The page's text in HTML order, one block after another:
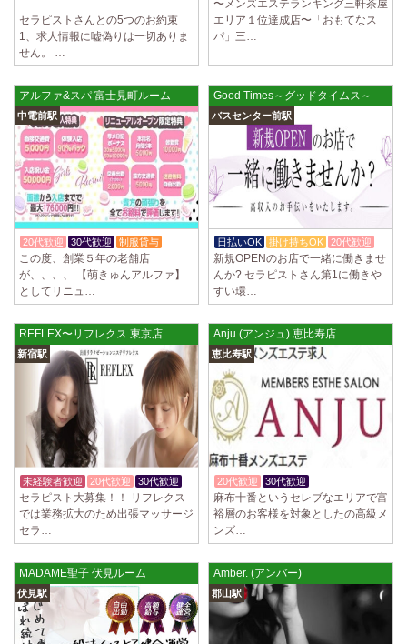
セラピストさんとの5つのお約束
1、求人情報に嘘偽りは一切ありま
せん。 …
〜メンズエステランキング三軒茶屋
エリア１位達成店〜「おもてなス
パ」三…
アルファ&スパ 富士見町ルーム
中電前駅
20代歓迎 30代歓迎 制服貸与
この度、創業５年の老舗店
が、、、、 【萌きゅんアルファ】
としてリニュ…
Good Times～グッドタイムス～
バスセンター前駅
日払いOK 掛け持ちOK 20代歓迎
新規OPENのお店で一緒に働きませ
んか? セラピストさん第1に働きや
すい環…
REFLEX〜リフレクス 東京店
新宿駅
未経験者歓迎 20代歓迎 30代歓迎
セラピスト​大募集！！ リフレクス
では業務拡大のため出張マッサージ
セラ…
Anju (アンジュ) 恵比寿店
恵比寿駅
20代歓迎 30代歓迎
麻布十番というセレブなエリアで富
裕層のお客様を対象としたの高級メ
ンズ…
MADAME聖子 伏見ルーム
伏見駅
Amber. (アンバー)
郡山駅